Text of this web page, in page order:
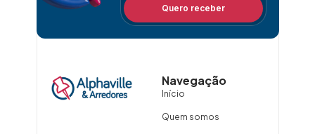
Quero receber
Navegação
Início
Quem somos